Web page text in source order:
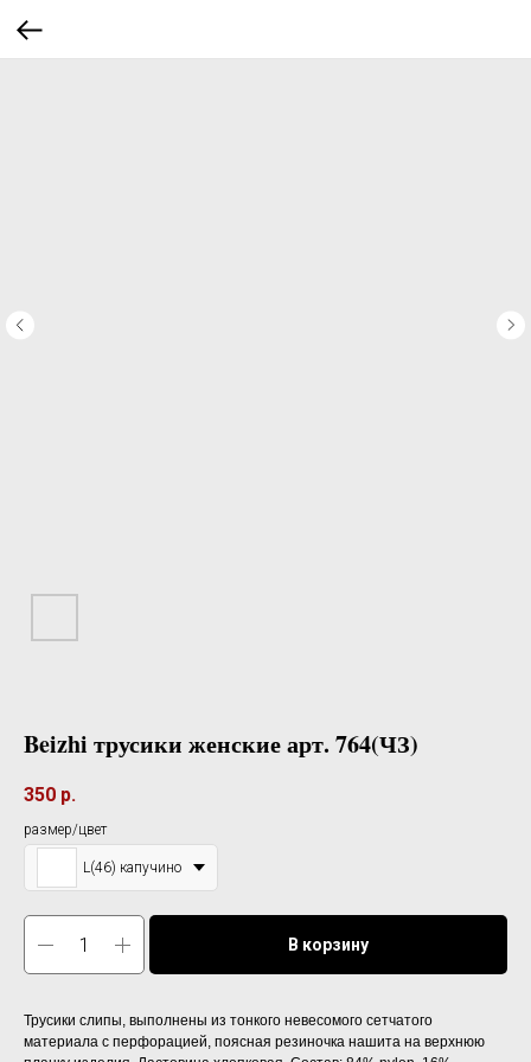
Beizhi трусики женские арт. 764(ЧЗ)
350 р.
размер/цвет
L(46) капучино
В корзину
Трусики слипы, выполнены из тонкого невесомого сетчатого
материала с перфорацией, поясная резиночка нашита на верхнюю